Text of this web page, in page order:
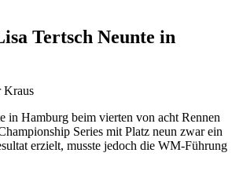
Tertsch Neunte in
Kraus
in Hamburg beim vierten von acht Rennen
Series mit Platz neun zwar ein
erzielt, musste jedoch die WM-Führung